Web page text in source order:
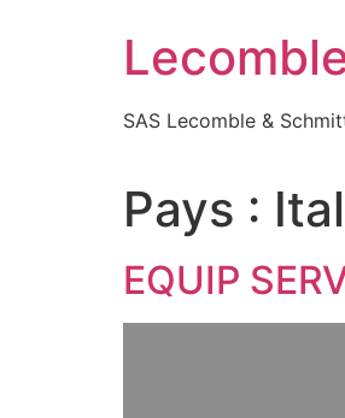
SAS Lecomble &
Pays :
EQUIP